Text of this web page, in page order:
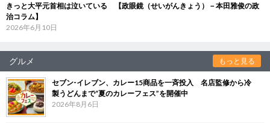
きっと大平元首相は泣いている 【政眼鏡（せいがんきょう）－本田雅俊の政
治コラム】
2026年6月10日
グルメ もっと見る
セブン‐イレブン、カレー15商品を一斉投入 名店監修から冷
製うどんまで“夏のカレーフェス”を開催中
2026年8月6日